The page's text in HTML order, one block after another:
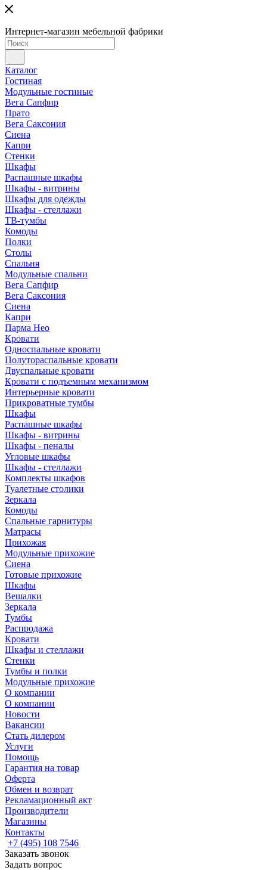
Интернет-магазин мебельной фабрики
Каталог
Гостиная
Модульные гостиные
Вега Сапфир
Прато
Вега Саксония
Сиена
Капри
Стенки
Шкафы
Распашные шкафы
Шкафы - витрины
Шкафы для одежды
Шкафы - стеллажи
ТВ-тумбы
Комоды
Полки
Столы
Спальня
Модульные спальни
Вега Сапфир
Вега Саксония
Сиена
Капри
Парма Нео
Кровати
Односпальные кровати
Полутораспальные кровати
Двуспальные кровати
Кровати с подъемным механизмом
Интерьерные кровати
Прикроватные тумбы
Шкафы
Распашные шкафы
Шкафы - витрины
Шкафы - пеналы
Угловые шкафы
Шкафы - стеллажи
Комплекты шкафов
Туалетные столики
Зеркала
Комоды
Спальные гарнитуры
Матрасы
Прихожая
Модульные прихожие
Сиена
Готовые прихожие
Шкафы
Вешалки
Зеркала
Тумбы
Распродажа
Кровати
Шкафы и стеллажи
Стенки
Тумбы и полки
Модульные прихожие
О компании
О компании
Новости
Вакансии
Стать дилером
Услуги
Помощь
Гарантия на товар
Оферта
Обмен и возврат
Рекламационный акт
Производители
Магазины
Контакты
+7 (495) 108 7546
Заказать звонок
Задать вопрос